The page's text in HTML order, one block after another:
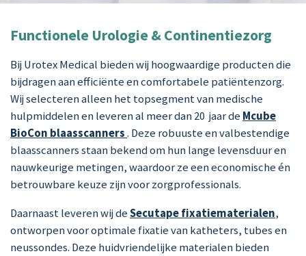
Functionele Urologie & Continentiezorg
Bij Urotex Medical bieden wij hoogwaardige producten die
bijdragen aan efficiënte en comfortabele patiëntenzorg.
Wij selecteren alleen het topsegment van medische
hulpmiddelen en leveren al meer dan 20 jaar de Mcube
BioCon blaasscanners. Deze robuuste en valbestendige
blaasscanners staan bekend om hun lange levensduur en
nauwkeurige metingen, waardoor ze een economische én
betrouwbare keuze zijn voor zorgprofessionals.
Daarnaast leveren wij deSecutape fixatiematerialen,
ontworpen voor optimale fixatie van katheters, tubes en
neussondes. Deze huidvriendelijke materialen bieden